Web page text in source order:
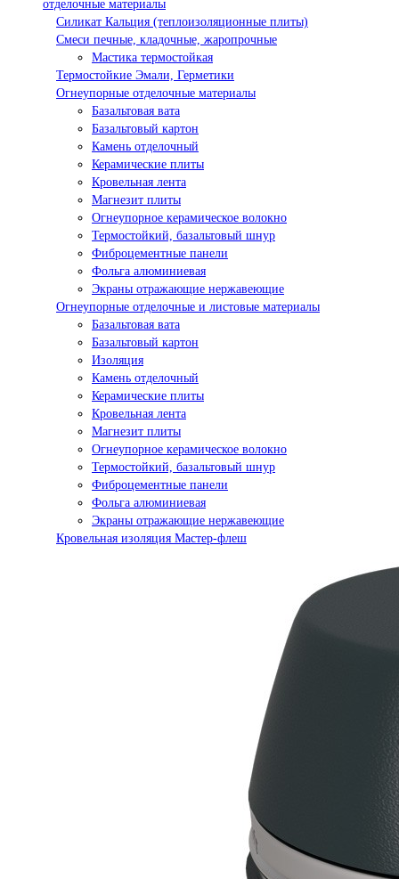
отделочные материалы
Силикат Кальция (теплоизоляционные плиты)
Смеси печные, кладочные, жаропрочные
Мастика термостойкая
Термостойкие Эмали, Герметики
Огнеупорные отделочные материалы
Базальтовая вата
Базальтовый картон
Камень отделочный
Керамические плиты
Кровельная лента
Магнезит плиты
Огнеупорное керамическое волокно
Термостойкий, базальтовый шнур
Фиброцементные панели
Фольга алюминиевая
Экраны отражающие нержавеющие
Огнеупорные отделочные и листовые материалы
Базальтовая вата
Базальтовый картон
Изоляция
Камень отделочный
Керамические плиты
Кровельная лента
Магнезит плиты
Огнеупорное керамическое волокно
Термостойкий, базальтовый шнур
Фиброцементные панели
Фольга алюминиевая
Экраны отражающие нержавеющие
Кровельная изоляция Мастер-флеш